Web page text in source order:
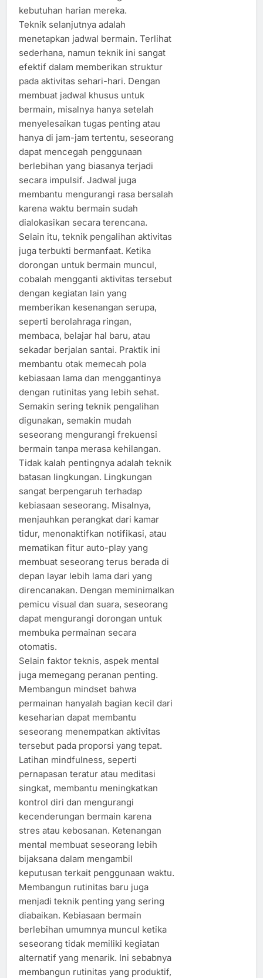
kebutuhan harian mereka.
Teknik selanjutnya adalah
menetapkan jadwal bermain. Terlihat
sederhana, namun teknik ini sangat
efektif dalam memberikan struktur
pada aktivitas sehari-hari. Dengan
membuat jadwal khusus untuk
bermain, misalnya hanya setelah
menyelesaikan tugas penting atau
hanya di jam-jam tertentu, seseorang
dapat mencegah penggunaan
berlebihan yang biasanya terjadi
secara impulsif. Jadwal juga
membantu mengurangi rasa bersalah
karena waktu bermain sudah
dialokasikan secara terencana.
Selain itu, teknik pengalihan aktivitas
juga terbukti bermanfaat. Ketika
dorongan untuk bermain muncul,
cobalah mengganti aktivitas tersebut
dengan kegiatan lain yang
memberikan kesenangan serupa,
seperti berolahraga ringan,
membaca, belajar hal baru, atau
sekadar berjalan santai. Praktik ini
membantu otak memecah pola
kebiasaan lama dan menggantinya
dengan rutinitas yang lebih sehat.
Semakin sering teknik pengalihan
digunakan, semakin mudah
seseorang mengurangi frekuensi
bermain tanpa merasa kehilangan.
Tidak kalah pentingnya adalah teknik
batasan lingkungan. Lingkungan
sangat berpengaruh terhadap
kebiasaan seseorang. Misalnya,
menjauhkan perangkat dari kamar
tidur, menonaktifkan notifikasi, atau
mematikan fitur auto-play yang
membuat seseorang terus berada di
depan layar lebih lama dari yang
direncanakan. Dengan meminimalkan
pemicu visual dan suara, seseorang
dapat mengurangi dorongan untuk
membuka permainan secara
otomatis.
Selain faktor teknis, aspek mental
juga memegang peranan penting.
Membangun mindset bahwa
permainan hanyalah bagian kecil dari
keseharian dapat membantu
seseorang menempatkan aktivitas
tersebut pada proporsi yang tepat.
Latihan mindfulness, seperti
pernapasan teratur atau meditasi
singkat, membantu meningkatkan
kontrol diri dan mengurangi
kecenderungan bermain karena
stres atau kebosanan. Ketenangan
mental membuat seseorang lebih
bijaksana dalam mengambil
keputusan terkait penggunaan waktu.
Membangun rutinitas baru juga
menjadi teknik penting yang sering
diabaikan. Kebiasaan bermain
berlebihan umumnya muncul ketika
seseorang tidak memiliki kegiatan
alternatif yang menarik. Ini sebabnya
membangun rutinitas yang produktif,